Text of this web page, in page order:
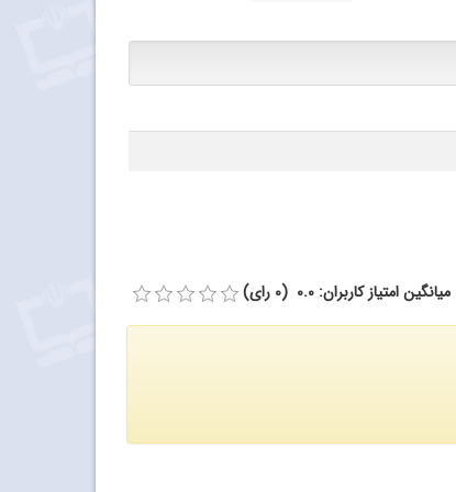
میانگین امتیاز کاربران: 0.0 (0 رای)